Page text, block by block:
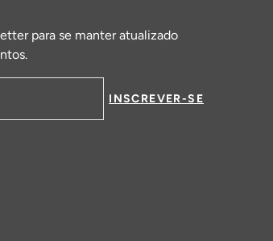
para se manter atualizado
INSCREVER-SE